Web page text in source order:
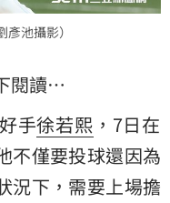
池攝影）
閱讀…
手徐若熙 ，7日在
不僅要投球還因為
況下，需要上場擔